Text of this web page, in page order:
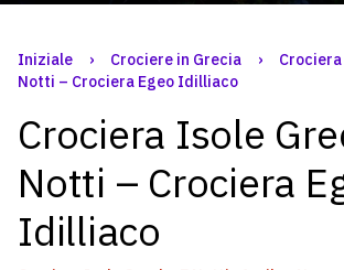
Iniziale › Crociere in Grecia ›
Notti – Crociera Egeo Idilliaco
Crociera Isole
Notti – Crociera
Idilliaco